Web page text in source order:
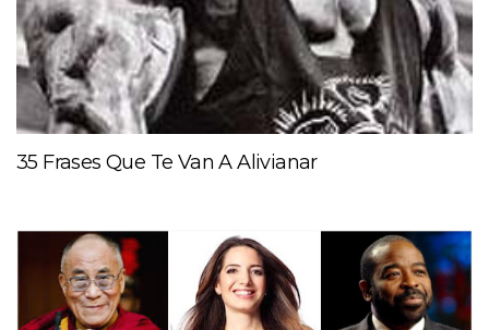
35 Frases Que Te Van A Alivianar